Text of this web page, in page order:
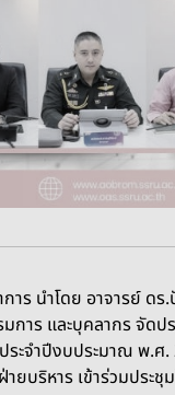
ร นำโดย อาจารย์
าร และบุคลากร จัด
ะจำปีงบประมาณ พ
บริหาร เข้าร่วมประ